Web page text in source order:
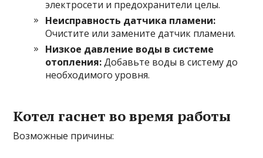
электросети и предохранители целы.
Неисправность датчика пламени:
Очистите или замените датчик пламени.
Низкое давление воды в системе
отопления:Добавьте воды в систему до
необходимого уровня.
Котел гаснет во время работы
Возможные причины: